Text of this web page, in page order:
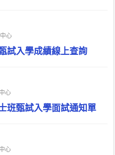
心
試入學成績線上查詢
心
班甄試入學面試通知單
心